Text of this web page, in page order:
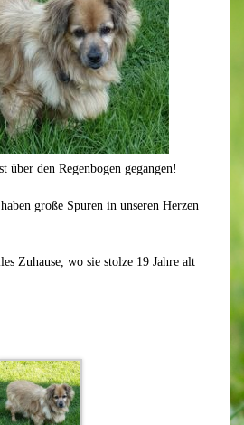
den Regenbogen gegangen!
große Spuren in unseren Herzen
Zuhause, wo sie stolze 19 Jahre alt